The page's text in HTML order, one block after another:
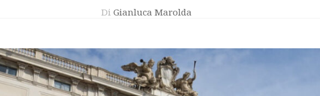
Di Gianluca Marolda